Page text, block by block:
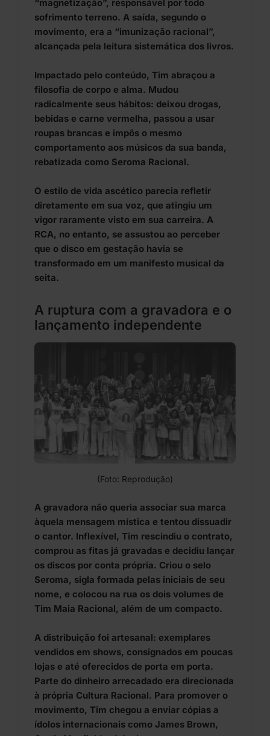
“magnetização”, responsável por todo
sofrimento terreno. A saída, segundo o
movimento, era a “imunização racional”,
alcançada pela leitura sistemática dos livros.
Impactado pelo conteúdo, Tim abraçou a
filosofia de corpo e alma. Mudou
radicalmente seus hábitos: deixou drogas,
bebidas e carne vermelha, passou a usar
roupas brancas e impôs o mesmo
comportamento aos músicos da sua banda,
rebatizada como Seroma Racional.
O estilo de vida ascético parecia refletir
diretamente em sua voz, que atingiu um
vigor raramente visto em sua carreira. A
RCA, no entanto, se assustou ao perceber
que o disco em gestação havia se
transformado em um manifesto musical da
seita.
A ruptura com a gravadora e o
lançamento independente
(Foto: Reprodução)
A gravadora não queria associar sua marca
àquela mensagem mística e tentou dissuadir
o cantor. Inflexível, Tim rescindiu o contrato,
comprou as fitas já gravadas e decidiu lançar
os discos por conta própria. Criou o selo
Seroma, sigla formada pelas iniciais de seu
nome, e colocou na rua os dois volumes de
Tim Maia Racional, além de um compacto.
A distribuição foi artesanal: exemplares
vendidos em shows, consignados em poucas
lojas e até oferecidos de porta em porta.
Parte do dinheiro arrecadado era direcionada
à própria Cultura Racional. Para promover o
movimento, Tim chegou a enviar cópias a
ídolos internacionais como James Brown,